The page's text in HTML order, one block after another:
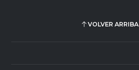
VOLVER ARRIBA